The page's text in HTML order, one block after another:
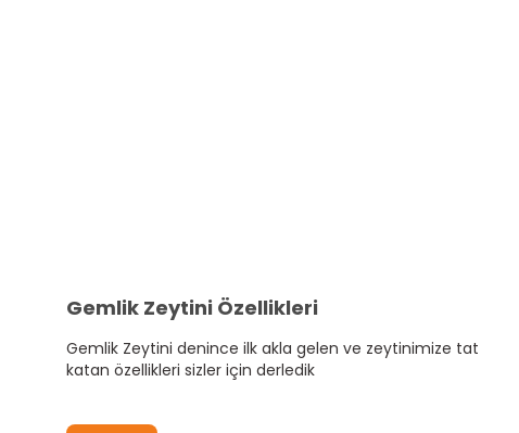
Gemlik Zeytini Özellikleri
Gemlik Zeytini denince ilk akla gelen ve zeytinimize tat
katan özellikleri sizler için derledik